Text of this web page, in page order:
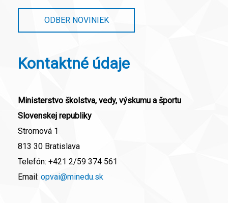
ODBER NOVINIEK
Kontaktné údaje
Ministerstvo školstva, vedy, výskumu a športu
Slovenskej republiky
Stromová 1
813 30 Bratislava
Telefón: +421 2/59 374 561
Email: opvai@minedu.sk